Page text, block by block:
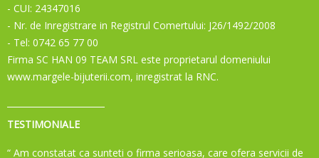
- CUI: 24347016
- Nr. de Inregistrare in Registrul Comertului: J26/1492/2008
- Tel: 0742 65 77 00
Firma SC HAN 09 TEAM SRL este proprietarul domeniului
www.margele-bijuterii.com, inregistrat la RNC.
TESTIMONIALE
“ Am constatat ca sunteti o firma serioasa, care ofera servicii de